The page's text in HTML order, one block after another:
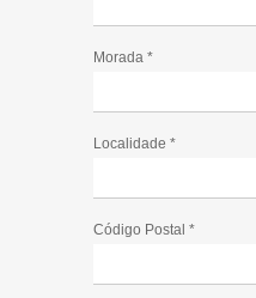
Morada *
Localidade *
Código Postal *